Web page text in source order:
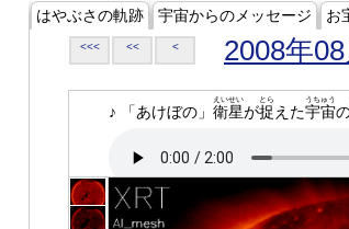
はやぶさの軌跡 宇宙からのメッセージ お
<<< << < 2008年08
♪ 「あけぼの」 衛星
えいせい
が捉
とら
えた宇宙
うちゅう